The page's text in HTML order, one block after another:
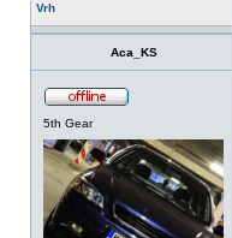
Vrh
Aca_KS
5th Gear